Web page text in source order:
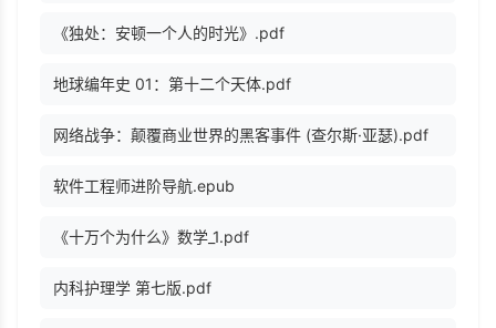
《独处：安顿一个人的时光》.pdf
地球编年史 01：第十二个天体.pdf
网络战争：颠覆商业世界的黑客事件 (查尔斯·亚瑟).pdf
软件工程师进阶导航.epub
《十万个为什么》数学_1.pdf
内科护理学 第七版.pdf